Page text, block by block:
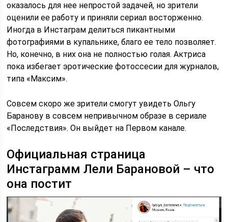
оказалось для нее непростой задачей, но зрители
оценили ее работу и приняли сериал восторженно.
Иногда в Инстаграм делиться пикантными
фотографиями в купальнике, благо ее тело позволяет.
Но, конечно, в них она не полностью голая. Актриса
пока избегает эротические фотоссесии для журналов,
типа «Максим».
Совсем скоро же зрители смогут увидеть Ольгу
Баранову в совсем непривычном образе в сериале
«Последствия». Он выйдет на Первом канале.
Официальная страница
Инстаграмм Лели Барановой – что
она постит